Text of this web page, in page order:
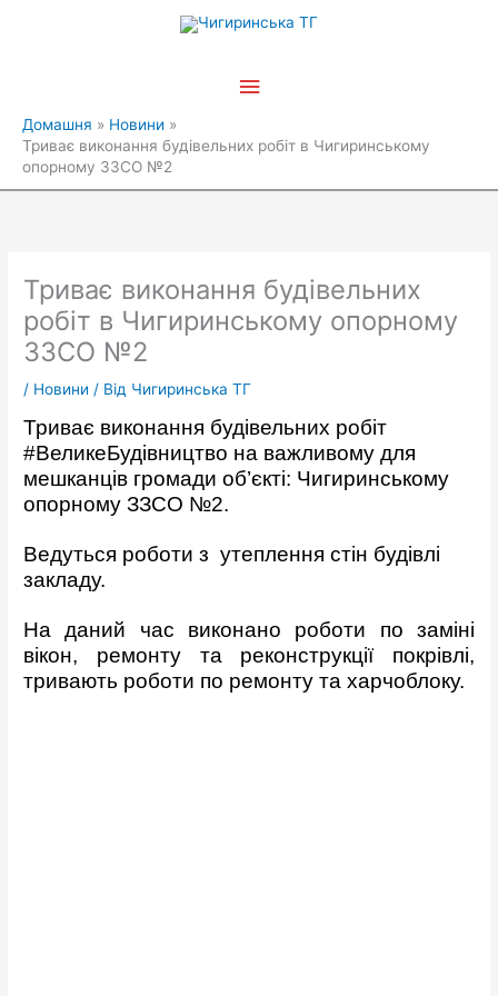
Головне
Домашня
Новини
Триває виконання будівельних робіт в Чигиринському
опорному ЗЗСО №2
Триває виконання будівельних
робіт в Чигиринському опорному
ЗЗСО №2
/ Новини / Від Чигиринська ТГ
Триває виконання будівельних робіт
#ВеликеБудівництво на важливому для
мешканців громади об’єкті: Чигиринському
опорному ЗЗСО №2.
Ведуться роботи з утеплення стін будівлі
закладу.
На даний час виконано роботи по заміні
вікон, ремонту та реконструкції покрівлі,
тривають роботи по ремонту та харчоблоку.